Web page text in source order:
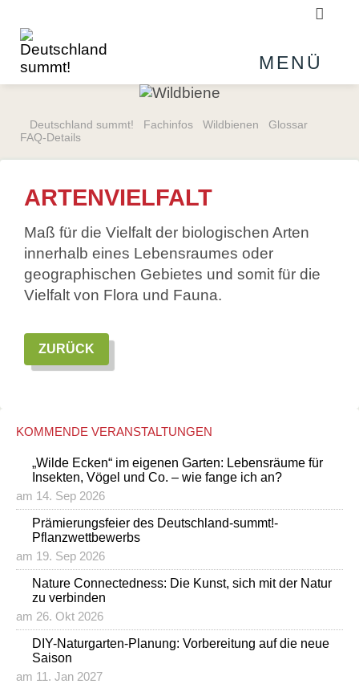
MENÜ
Deutschland summt! Fachinfos Wildbienen
Glossar
FAQ-Details
ARTENVIELFALT
Maß für die Vielfalt der biologischen Arten
innerhalb eines Lebensraumes oder
geographischen Gebietes und somit für die
Vielfalt von Flora und Fauna.
ZURÜCK
KOMMENDE VERANSTALTUNGEN
„Wilde Ecken“ im eigenen Garten: Lebensräume für
Insekten, Vögel und Co. – wie fange ich an?
am 14. Sep 2026
Prämierungsfeier des Deutschland-summt!-
Pflanzwettbewerbs
am 19. Sep 2026
Nature Connectedness: Die Kunst, sich mit der Natur
zu verbinden
am 26. Okt 2026
DIY-Naturgarten-Planung: Vorbereitung auf die neue
Saison
am 11. Jan 2027